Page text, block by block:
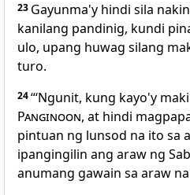
23 Gayunma'y hindi sila
kanilang pandinig, kundi
ulo, upang huwag silang
turo.
24“‘Ngunit, kung kayo'y
Panginoon, at hindi
pintuan ng lunsod na ito sa
ipangingilin ang araw ng
anumang gawain sa araw